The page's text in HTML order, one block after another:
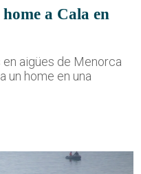
a Cala en
aigües de Menorca
un home en una